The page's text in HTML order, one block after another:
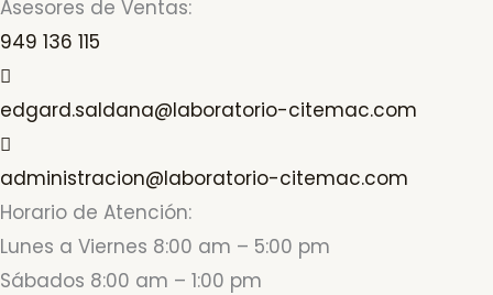
Asesores de Ventas:
949 136 115
edgard.saldana@laboratorio-citemac.com
administracion@laboratorio-citemac.com
Horario de Atención:
Lunes a Viernes 8:00 am – 5:00 pm
Sábados 8:00 am – 1:00 pm